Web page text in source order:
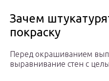
Зачем
покраску
Перед окрашиванием
выравнивание стен с